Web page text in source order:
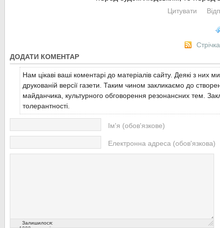
Цитувати
ДОДАТИ КОМЕНТАР
Нам цікаві ваші коментарі до матеріалів сайту. Деякі з них
друкованій версії газети. Таким чином закликаємо до
майданчика, культурного обговорення резонансних тем.
толерантності.
Ім'я (обов'язкове)
Електронна адреса (обов'язкова)
Залишилося: